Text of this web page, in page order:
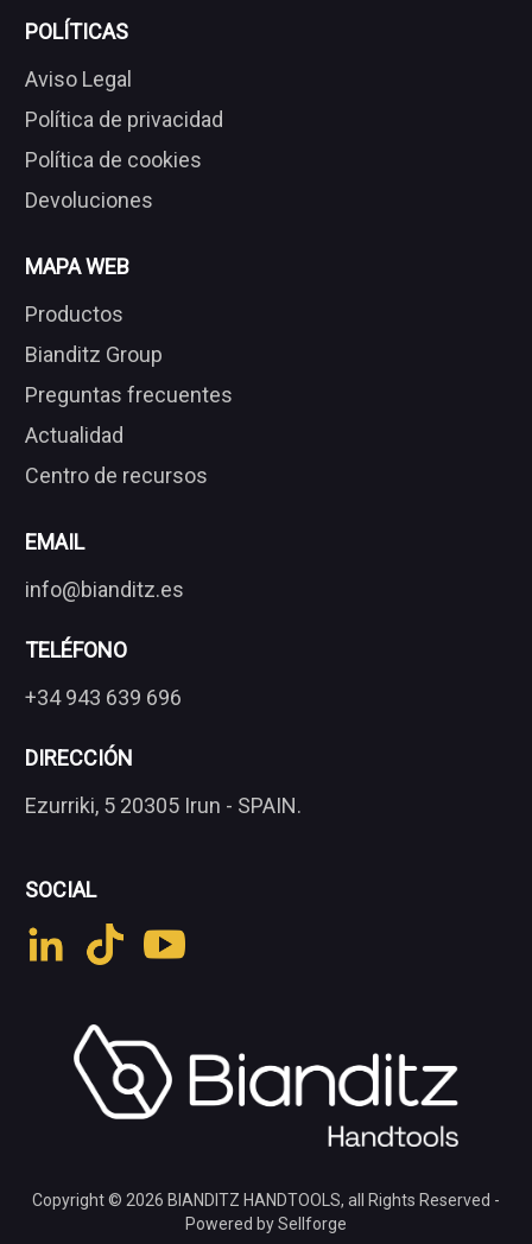
POLÍTICAS
Aviso Legal
Política de privacidad
Política de cookies
Devoluciones
MAPA WEB
Productos
Bianditz Group
Preguntas frecuentes
Actualidad
Centro de recursos
EMAIL
info@bianditz.es
TELÉFONO
+34 943 639 696
DIRECCIÓN
Ezurriki, 5 20305 Irun - SPAIN.
SOCIAL
Copyright © 2026 BIANDITZ HANDTOOLS, all Rights Reserved -
Powered by Sellforge